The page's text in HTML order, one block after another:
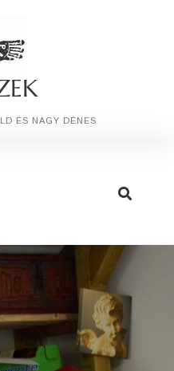
ÉS NAGY DÉNES